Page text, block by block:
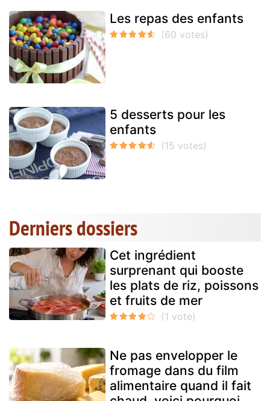
Les repas des enfants
5 desserts pour les
enfants
Derniers dossiers
Cet ingrédient
surprenant qui booste
les plats de riz, poissons
et fruits de mer
Ne pas envelopper le
fromage dans du film
alimentaire quand il fait